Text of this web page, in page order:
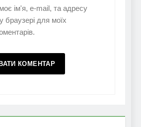
ім'я, e-mail, та адресу
браузері для моїх